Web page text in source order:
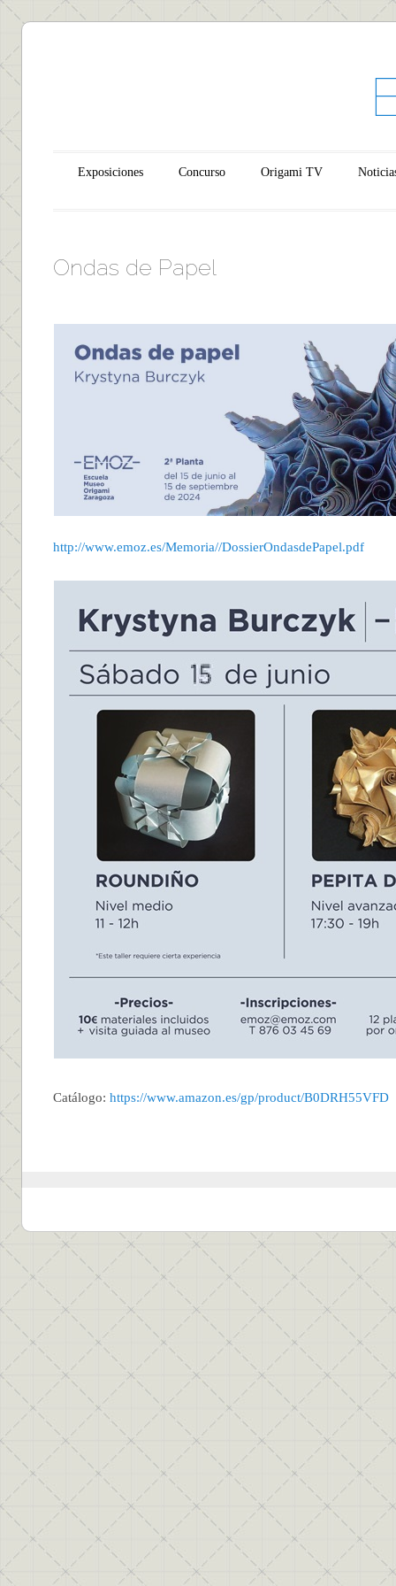
Main menu
Skip to content
Exposiciones Concurso Origami TV
Ondas de Papel
http://www.emoz.es/Memoria//DossierOndasdePapel.pdf
Catálogo:https://www.amazon.es/gp/product/B0DRH55VFD